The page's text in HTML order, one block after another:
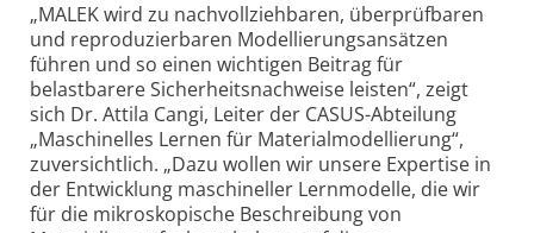
„MALEK wird zu nachvollziehbaren, überprüfbaren
und reproduzierbaren Modellierungsansätzen
führen und so einen wichtigen Beitrag für
belastbarere Sicherheitsnachweise leisten“, zeigt
sich Dr. Attila Cangi, Leiter der CASUS-Abteilung
„Maschinelles Lernen für Materialmodellierung“,
zuversichtlich. „Dazu wollen wir unsere Expertise in
der Entwicklung maschineller Lernmodelle, die wir
für die mikroskopische Beschreibung von